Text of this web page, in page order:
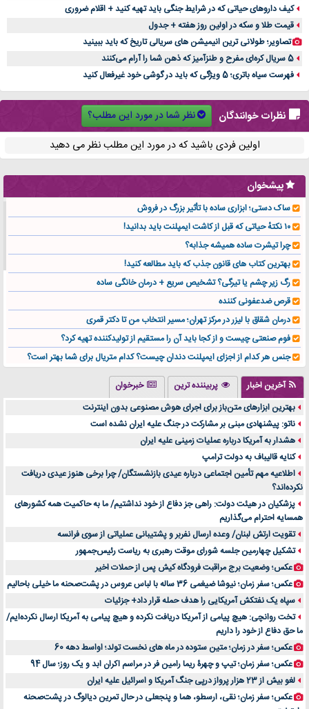
کیف داروهای حیاتی که در شرایط جنگی باید تهیه کنید + اقلام ضروری
قیمت طلا و سکه در اولین روز هفته + جدول
تصاویر؛ طولانی ترین انیمیشن های سریالی تاریخ که باید ببینید
5 سریال کره‌ای مفرح و طنزآمیز که ذهن شما را آرام می‌کنند
فهرست سیاه باتری؛ 5 ویژگی که باید در گوشی خود غیرفعال کنید
نظرات خوانندگان
نظر شما در مورد این مطلب؟
اولین فردی باشید که در مورد این مطلب نظر می دهید
پیشخوان
ساک دستی؛ ابزاری ساده با تأثیر بزرگ در فروش
۱۰ نکتهٔ حیاتی که قبل از کاشت ایمپلنت باید بدانید!
چرا تیشرت ساده همیشه جذابه؟
بهترین کتاب های قانون جذب که باید مطالعه کنید!
رگ زیر چشم یا تیرگی؟ تشخیص سریع + درمان خانگی ساده
قرص ضدعفونی کننده
درمان شقاق با لیزر در مرکز تهران؛ مسیر انتخاب من تا دکتر قمری
فوم صنعتی چیست و از کجا باید آن را مستقیم از تولیدکننده تهیه کرد؟
جنس هر کدام از اجزای ایمپلنت دندان چیست؟ کدام متریال برای شما بهتر است؟
تولید لیوان کاغذی یک کسب‌ و کار پر سود و رو‌ به‌ رشد در بازار ایران
درد زانو بعد از تمرین با تردمیل؟ شاید مشکل از این انتخاب باشد
آینده موسیقی هم‌اکنون در اینجاست
بهترین راه تبلیغات کلینیک زیبایی و افزایش مشتری کدام است؟
مقایسه قالب آسترا با وودمارت و فلت‌سام (فارسی)
خرید سمعک کارکرده یا دست دوم | نکات مهم قبل از تصمیم‌گیری
خرید و فروش قطعات سرور دست دوم در ماهان شبکه ایرانیان
اهمیت انتخاب بهترین وکیل در سعادت آباد برای پرونده‌های حساس و کلان
لیفتراک صفر؛ راهنمای جامع خرید، قیمت و فروش در ایران
راهنمای جامع بهترین کفش ورزشی برای دویدن و استفاده روزمره | بررسی ۱۲ مدل برتر
آخرین اخبار پربیننده ترین
خبرخوان
بهترین ابزارهای متن‌باز برای اجرای هوش مصنوعی بدون اینترنت
ناتو: پیشنهادی مبنی بر مشارکت در جنگ علیه ایران نشده است
هشدار به آمریکا درباره عملیات زمینی علیه ایران
کنایه قالیباف به دولت ترامپ
اطلاعیه مهم تأمین اجتماعی درباره عیدی بازنشستگان/ چرا برخی هنوز عیدی دریافت
نکرده‌اند؟
پزشکیان در هیئت دولت: راهی جز دفاع از خود نداشتیم/ ما به حاکمیت همه کشورهای
همسایه احترام می‌گذاریم
تقویت ارتش لبنان/ وعده ارسال نفربر و پشتیبانی عملیاتی از سوی فرانسه
تشکیل چهارمین جلسه شورای موقت رهبری به ریاست رئیس‌جمهور
عکس؛ وضعیت برج مراقبت فرودگاه کیش پس از حملات اخیر
عکس؛ سفر زمان؛ نیوشا ضیغمی 36 ساله با لباس عروس در پشت‌صحنه ما خیلی باحالیم
سپاه یک نفتکش آمریکایی را هدف حمله قرار داد+ جزئیات
تخت روانچی: هیچ پیامی از آمریکا دریافت نکرده و هیچ پیامی به آمریکا ارسال نکرده‌ایم/
ما حق دفاع از خود را داریم
عکس؛ سفر در زمان؛ متین ستوده در ماه های نخست تولد؛ اواسط دهه 60
عکس؛ سفر زمان؛ تیپ و چهرۀ ریما رامین فر در مراسم اکران ابد و یک روز؛ سال 94
لغو بیش از 23 هزار پرواز درپی جنگ آمریکا و اسرائیل علیه ایران
عکس؛ سفر زمان؛ نقی، ارسطو، هما و پنجعلی در حال تمرین دیالوگ در پشت‌صحنه